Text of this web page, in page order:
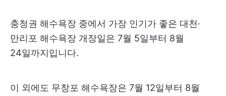
충청권 해수욕장 중에서 가장 인기가 좋은 대천·
만리포 해수욕장 개장일은 7월 5일부터 8월
24일까지입니다.
이 외에도 무창포 해수욕장은 7월 12일부터 8월